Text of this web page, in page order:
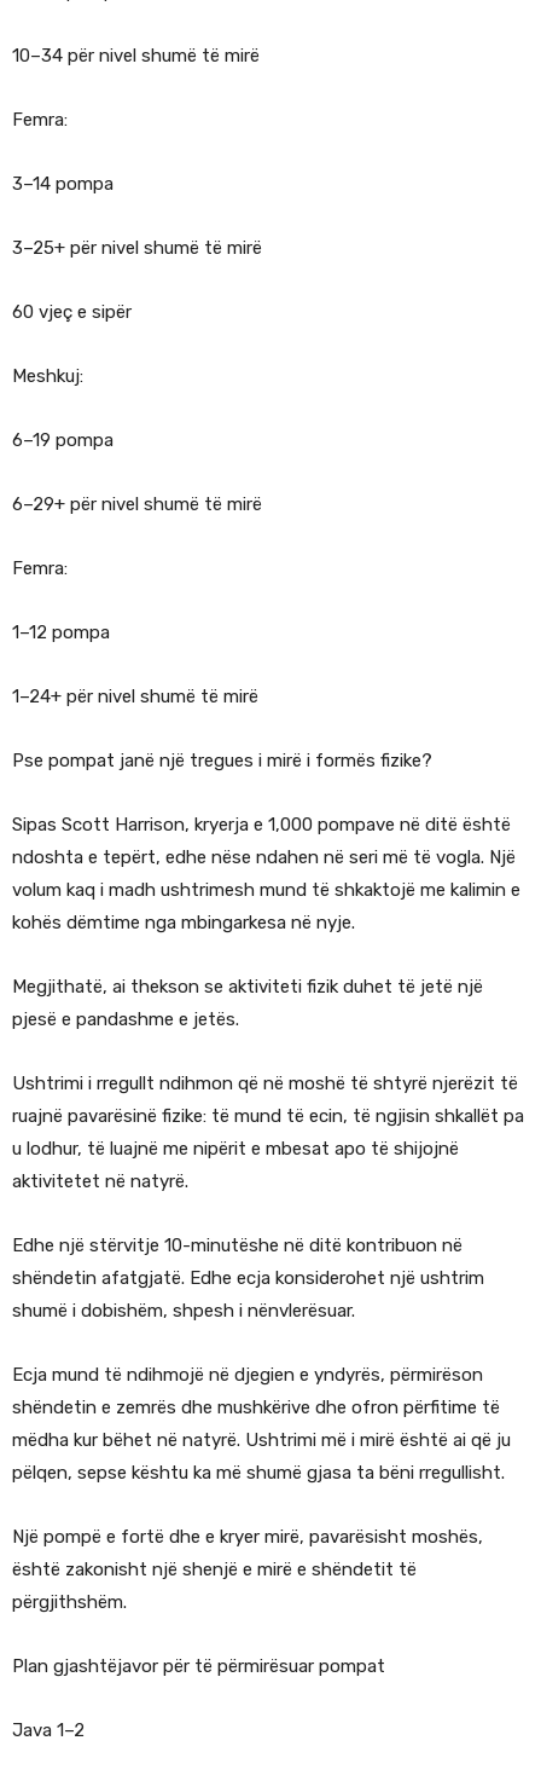
10–34 për nivel shumë të mirë
Femra:
3–14 pompa
3–25+ për nivel shumë të mirë
60 vjeç e sipër
Meshkuj:
6–19 pompa
6–29+ për nivel shumë të mirë
Femra:
1–12 pompa
1–24+ për nivel shumë të mirë
Pse pompat janë një tregues i mirë i formës fizike?
Sipas Scott Harrison, kryerja e 1,000 pompave në ditë është
ndoshta e tepërt, edhe nëse ndahen në seri më të vogla. Një
volum kaq i madh ushtrimesh mund të shkaktojë me kalimin e
kohës dëmtime nga mbingarkesa në nyje.
Megjithatë, ai thekson se aktiviteti fizik duhet të jetë një
pjesë e pandashme e jetës.
Ushtrimi i rregullt ndihmon që në moshë të shtyrë njerëzit të
ruajnë pavarësinë fizike: të mund të ecin, të ngjisin shkallët pa
u lodhur, të luajnë me nipërit e mbesat apo të shijojnë
aktivitetet në natyrë.
Edhe një stërvitje 10-minutëshe në ditë kontribuon në
shëndetin afatgjatë. Edhe ecja konsiderohet një ushtrim
shumë i dobishëm, shpesh i nënvlerësuar.
Ecja mund të ndihmojë në djegien e yndyrës, përmirëson
shëndetin e zemrës dhe mushkërive dhe ofron përfitime të
mëdha kur bëhet në natyrë. Ushtrimi më i mirë është ai që ju
pëlqen, sepse kështu ka më shumë gjasa ta bëni rregullisht.
Një pompë e fortë dhe e kryer mirë, pavarësisht moshës,
është zakonisht një shenjë e mirë e shëndetit të
përgjithshëm.
Plan gjashtëjavor për të përmirësuar pompat
Java 1–2